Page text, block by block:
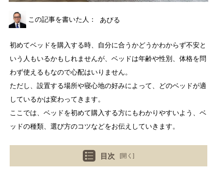
この記事を書いた人： あびる
初めてベッドを購入する時、自分に合うかどうかわからず不安と
いう人もいるかもしれませんが、ベッドは年齢や性別、体格を問
わず使えるもなので心配はいりません。
ただし、設置する場所や寝心地の好みによって、どのベッドが適
しているかは変わってきます。
ここでは、ベッドを初めて購入する方にもわかりやすいよう、ベ
ッドの種類、選び方のコツなどをお伝えしていきます。
目次 [開く]